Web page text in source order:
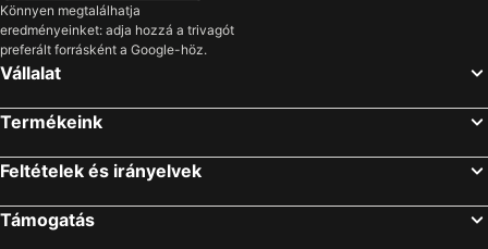
Könnyen megtalálhatja
eredményeinket: adja hozzá a trivagót
preferált forrásként a Google-höz.
Vállalat
Termékeink
Feltételek és irányelvek
Támogatás